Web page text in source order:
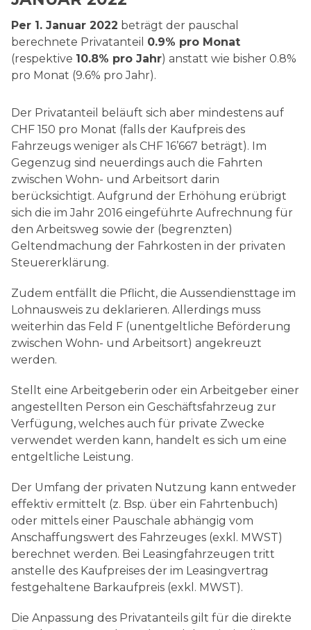
Per 1. Januar 2022 beträgt der pauschal
berechnete Privatanteil 0.9% pro Monat
(respektive 10.8% pro Jahr) anstatt wie bisher 0.8%
pro Monat (9.6% pro Jahr).
Der Privatanteil beläuft sich aber mindestens auf
CHF 150 pro Monat (falls der Kaufpreis des
Fahrzeugs weniger als CHF 16’667 beträgt). Im
Gegenzug sind neuerdings auch die Fahrten
zwischen Wohn- und Arbeitsort darin
berücksichtigt. Aufgrund der Erhöhung erübrigt
sich die im Jahr 2016 eingeführte Aufrechnung für
den Arbeitsweg sowie der (begrenzten)
Geltendmachung der Fahrkosten in der privaten
Steuererklärung.
Zudem entfällt die Pflicht, die Aussendiensttage im
Lohnausweis zu deklarieren. Allerdings muss
weiterhin das Feld F (unentgeltliche Beförderung
zwischen Wohn- und Arbeitsort) angekreuzt
werden.
Stellt eine Arbeitgeberin oder ein Arbeitgeber einer
angestellten Person ein Geschäftsfahrzeug zur
Verfügung, welches auch für private Zwecke
verwendet werden kann, handelt es sich um eine
entgeltliche Leistung.
Der Umfang der privaten Nutzung kann entweder
effektiv ermittelt (z. Bsp. über ein Fahrtenbuch)
oder mittels einer Pauschale abhängig vom
Anschaffungswert des Fahrzeuges (exkl. MWST)
berechnet werden. Bei Leasingfahrzeugen tritt
anstelle des Kaufpreises der im Leasingvertrag
festgehaltene Barkaufpreis (exkl. MWST).
Die Anpassung des Privatanteils gilt für die direkte